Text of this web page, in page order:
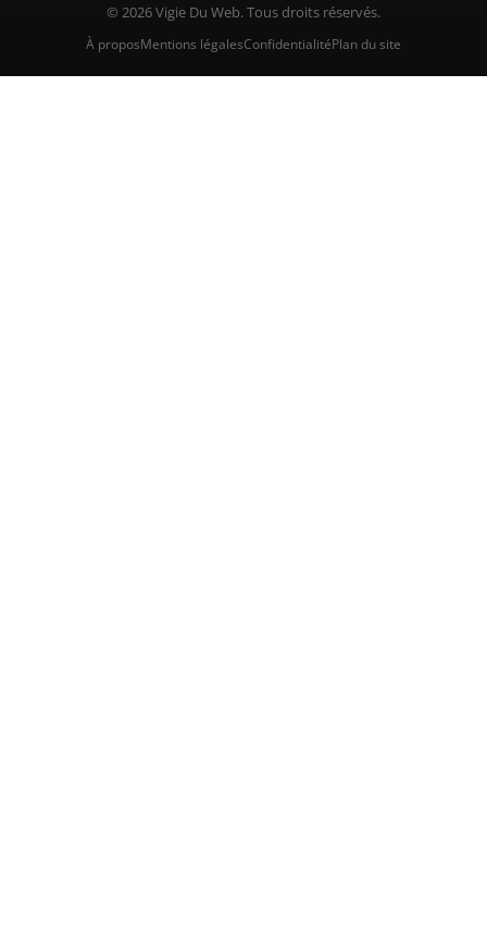
© 2026 Vigie Du Web. Tous droits réservés.
À proposMentions légalesConfidentialitéPlan du site